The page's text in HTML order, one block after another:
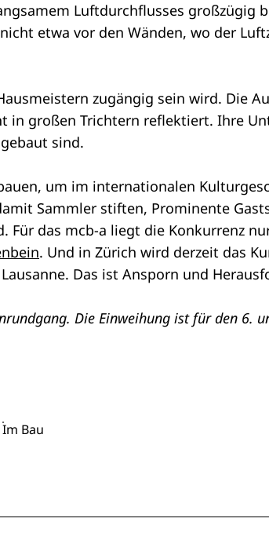
Luftdurchflusses großzügig
etwa vor den Wänden, wo der
zugängig sein wird. Die
in großen Trichtern reflektiert. Ihre
sind.
um im internationalen
Sammler stiften, Prominente
das mcb-a liegt die Konkurrenz
. Und in Zürich wird derzeit das
Das ist Ansporn und
Die Einweihung ist für den 6.
Im Bau